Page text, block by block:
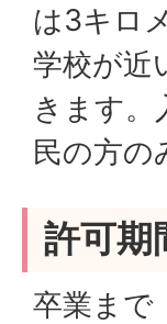
は3キロ
学校が近
きます。
民の方の
許可期
卒業まで